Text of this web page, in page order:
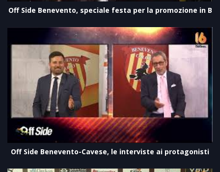
Off Side Benevento, speciale festa per la promozione in B
Off Side Benevento-Cavese, le interviste ai protagonisti